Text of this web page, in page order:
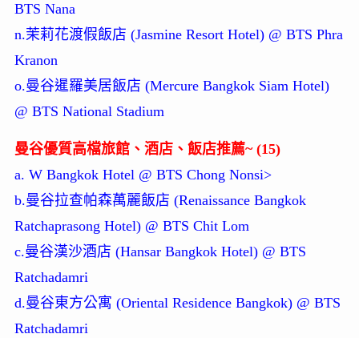
BTS Nana
n.茉莉花渡假飯店 (Jasmine Resort Hotel) @ BTS Phra
Kranon
o.曼谷暹羅美居飯店 (Mercure Bangkok Siam Hotel)
@ BTS National Stadium
曼谷優質高檔旅館、酒店、飯店推薦~ (15)
a. W Bangkok Hotel @ BTS Chong Nonsi>
b.曼谷拉查帕森萬麗飯店 (Renaissance Bangkok
Ratchaprasong Hotel) @ BTS Chit Lom
c.曼谷漢沙酒店 (Hansar Bangkok Hotel) @ BTS
Ratchadamri
d.曼谷東方公寓 (Oriental Residence Bangkok) @ BTS
Ratchadamri